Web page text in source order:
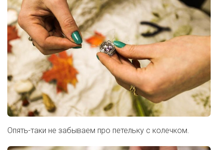
Опять-таки не забываем про петельку с колечком.